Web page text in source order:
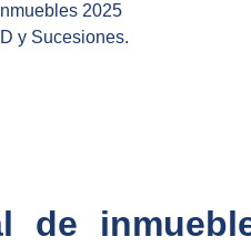
2025
y Sucesiones.
de